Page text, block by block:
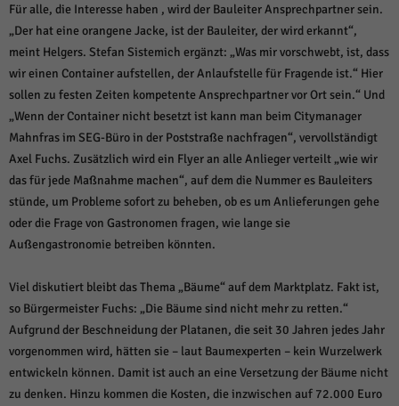
Für alle, die Interesse haben , wird der Bauleiter Ansprechpartner sein.
„Der hat eine orangene Jacke, ist der Bauleiter, der wird erkannt“,
meint Helgers. Stefan Sistemich ergänzt: „Was mir vorschwebt, ist, dass
wir einen Container aufstellen, der Anlaufstelle für Fragende ist.“ Hier
sollen zu festen Zeiten kompetente Ansprechpartner vor Ort sein.“ Und
„Wenn der Container nicht besetzt ist kann man beim Citymanager
Mahnfras im SEG-Büro in der Poststraße nachfragen“, vervollständigt
Axel Fuchs. Zusätzlich wird ein Flyer an alle Anlieger verteilt „wie wir
das für jede Maßnahme machen“, auf dem die Nummer es Bauleiters
stünde, um Probleme sofort zu beheben, ob es um Anlieferungen gehe
oder die Frage von Gastronomen fragen, wie lange sie
Außengastronomie betreiben könnten.
Viel diskutiert bleibt das Thema „Bäume“ auf dem Marktplatz. Fakt ist,
so Bürgermeister Fuchs: „Die Bäume sind nicht mehr zu retten.“
Aufgrund der Beschneidung der Platanen, die seit 30 Jahren jedes Jahr
vorgenommen wird, hätten sie – laut Baumexperten – kein Wurzelwerk
entwickeln können. Damit ist auch an eine Versetzung der Bäume nicht
zu denken. Hinzu kommen die Kosten, die inzwischen auf 72.000 Euro